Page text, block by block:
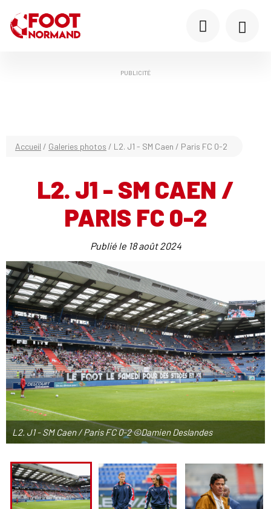
PUBLICITÉ
Accueil / Galeries photos / L2. J1 - SM Caen / Paris FC 0-2
L2. J1 - SM CAEN /
PARIS FC 0-2
Publié le 18 août 2024
L2. J1 - SM Caen / Paris FC 0-2 ©Damien Deslandes